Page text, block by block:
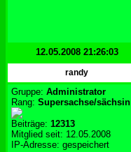
12.05.2008 21:26:03
randy
Gruppe: Administrator
Rang: Supersachse/sächsin
Beiträge: 12313
Mitglied seit: 12.05.2008
IP-Adresse: gespeichert